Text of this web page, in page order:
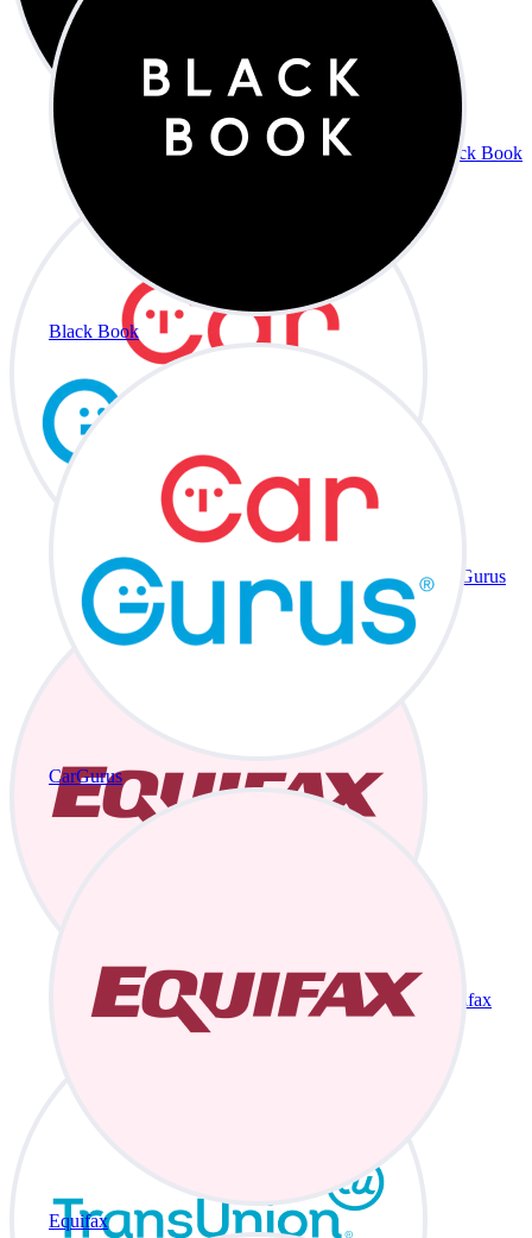
Black Book
CarGurus
Equifax
Black Book
CarGurus
Equifax